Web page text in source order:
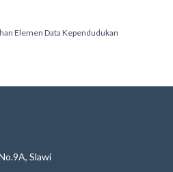
Elemen Data Kependudukan
Slawi